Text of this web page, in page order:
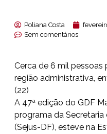
Poliana Costa
Sem comentários
Cerca de 6 mil pessoas
região administrativa,
(22)
A 47ª edição do GDF
programa da Secretaria
(Sejus-DF), esteve na